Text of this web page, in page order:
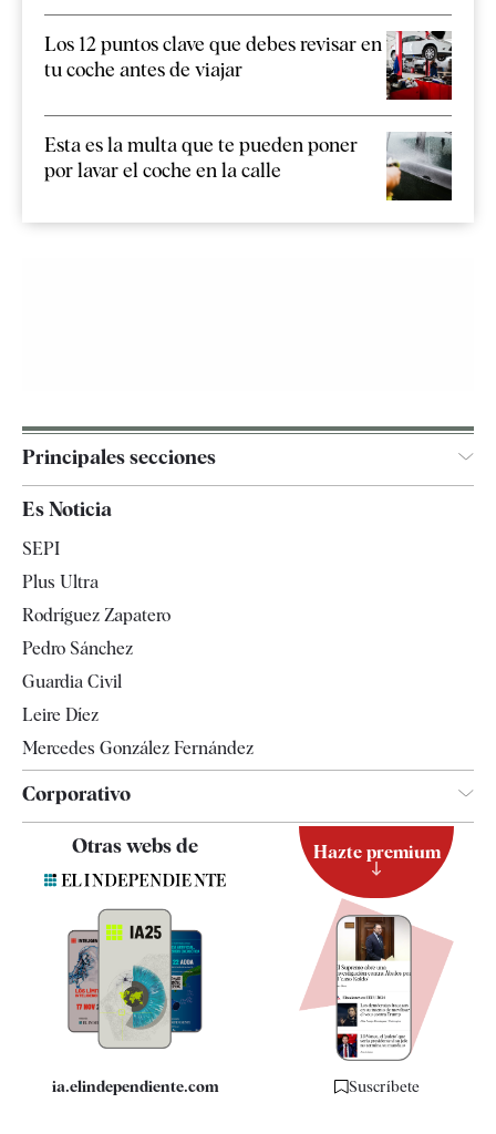
Los 12 puntos clave que debes revisar en
tu coche antes de viajar
Esta es la multa que te pueden poner
por lavar el coche en la calle
Principales secciones
Televisión
Es Noticia
SEPI
Plus Ultra
Rodríguez Zapatero
Pedro Sánchez
Guardia Civil
Leire Díez
Mercedes González Fernández
Corporativo
Quiénes somos
Especificaciones
Otras webs de
ia.elindependiente.com
Hazte premium
Suscríbete